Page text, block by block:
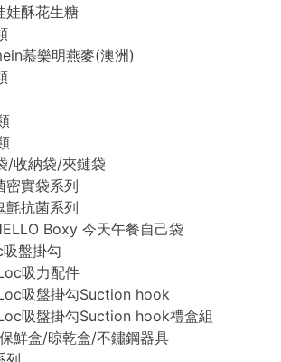
娃酥花生糖
慕樂明燕麥(澳洲)
/收納袋/夾鏈袋
密實袋系列
氈抗菌系列
Boxy 今天午餐自己袋
盤掛勾
吸力配件
吸盤掛勾Suction hook
吸盤掛勾Suction hook禮盒組
鮮盒/晾乾盒/不鏽鋼器具